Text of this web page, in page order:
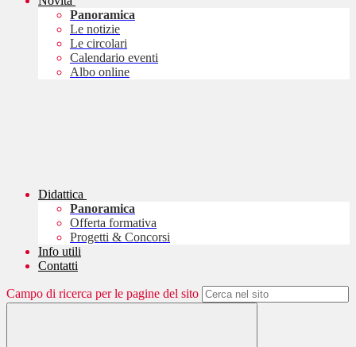
Panoramica
Le notizie
Le circolari
Calendario eventi
Albo online
Didattica
Panoramica
Offerta formativa
Progetti & Concorsi
Info utili
Contatti
Campo di ricerca per le pagine del sito